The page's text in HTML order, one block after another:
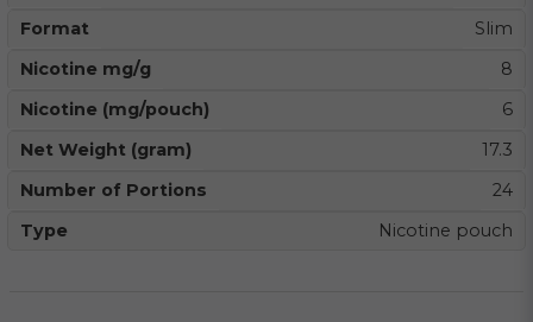
Format
Slim
Nicotine mg/g
8
Nicotine (mg/pouch)
6
Net Weight (gram)
17.3
Number of Portions
24
Type
Nicotine pouch